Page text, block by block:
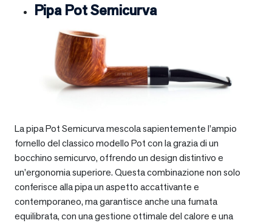
Pipa Pot Semicurva
La pipa Pot Semicurva mescola sapientemente l’ampio
fornello del classico modello Pot con la grazia di un
bocchino semicurvo, offrendo un design distintivo e
un’ergonomia superiore. Questa combinazione non solo
conferisce alla pipa un aspetto accattivante e
contemporaneo, ma garantisce anche una fumata
equilibrata, con una gestione ottimale del calore e una